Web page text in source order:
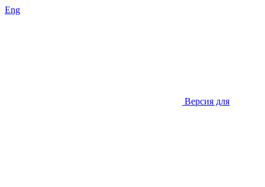
Eng
Версия для